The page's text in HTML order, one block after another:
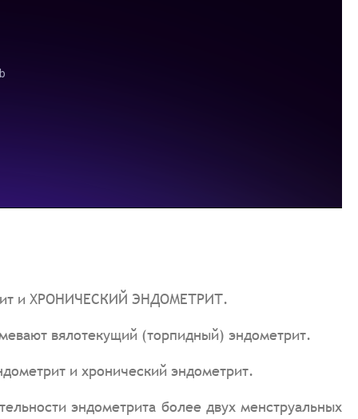
и ХРОНИЧЕСКИЙ ЭНДОМЕТРИТ.
вялотекущий (торпидный) эндометрит.
и хронический эндометрит.
эндометрита более двух менструальных